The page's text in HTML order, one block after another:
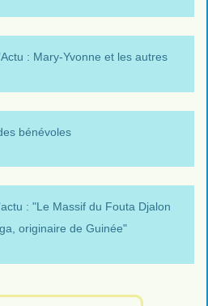
: Mary-Yvonne et les autres
bénévoles
: "Le Massif du Fouta Djalon
originaire de Guinée"